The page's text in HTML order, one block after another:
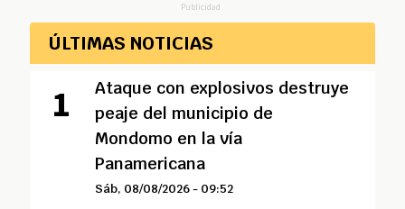
Publicidad
ÚLTIMAS NOTICIAS
Ataque con explosivos destruye
peaje del municipio de
Mondomo en la vía
Panamericana
Sáb, 08/08/2026 - 09:52